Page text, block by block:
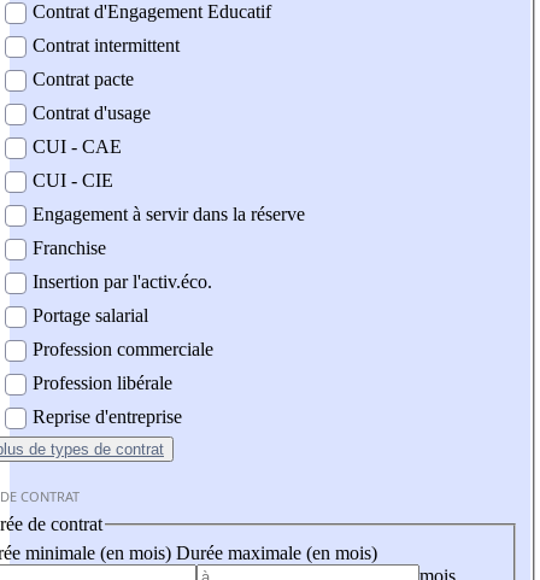
Contrat d'Engagement Educatif
Contrat intermittent
Contrat pacte
Contrat d'usage
CUI - CAE
CUI - CIE
Engagement à servir dans la réserve
Franchise
Insertion par l'activ.éco.
Portage salarial
Profession commerciale
Profession libérale
Reprise d'entreprise
de types de contrat
CONTRAT
de contrat
minimale (en mois) Durée maximale (en mois)
mois